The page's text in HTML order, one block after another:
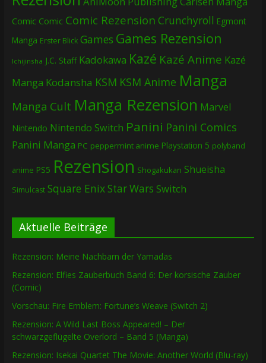
Comic Comic Comic Rezension Crunchyroll Egmont
Manga Erster Blick Games Games Rezension
Ichijinsha J.C. Staff Kadokawa Kazé Kazé Anime Kazé
Manga Kodansha KSM KSM Anime Manga
Manga Cult Manga Rezension Marvel
Nintendo Nintendo Switch Panini Panini Comics
Panini Manga PC peppermint anime Playstation 5 polyband
anime PS5 Rezension Shogakukan Shueisha
Simulcast Square EnixStar Wars Switch
Aktuelle Beiträge
Rezension: Meine Nachbarn der Yamadas
Rezension: Elfies Zauberbuch Band 6: Der korsische Zauber
(Comic)
Vorschau: Fire Emblem: Fortune’s Weave (Switch 2)
Rezension: A Wild Last Boss Appeared! – Der
schwarzgeflügelte Overlord – Band 5 (Manga)
Rezension: Isekai Quartet The Movie: Another World (Blu-ray)